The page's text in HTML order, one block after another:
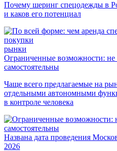
Почему шеринг спецодежды в
и каков его потенциал
рынки
Ограниченные возможности:
самостоятельны
Чаще всего предлагаемые на
отдельными автономными
в контроле человека
Названа дата проведения
2026